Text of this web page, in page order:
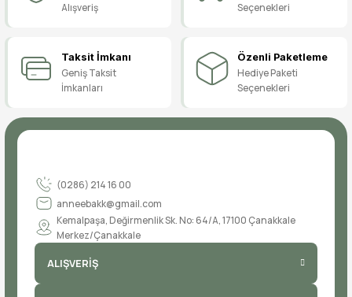
Alışveriş
Seçenekleri
Taksit İmkanı
Geniş Taksit
İmkanları
Özenli Paketleme
Hediye Paketi
Seçenekleri
(0286) 214 16 00
anneebakk@gmail.com
Kemalpaşa, Değirmenlik Sk. No: 64/A, 17100 Çanakkale
Merkez/Çanakkale
ALIŞVERİŞ